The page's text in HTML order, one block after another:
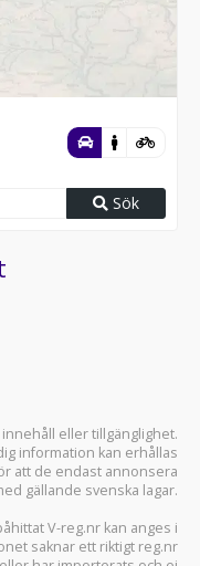
Sök
eller tillgänglighet.
information kan erhållas
att de endast annonsera
gällande svenska lagar.
V-reg.nr kan anges i
saknar ett riktigt reg.nr